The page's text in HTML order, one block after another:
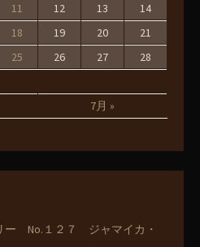
7月 »
11 12 13
14
18 19 20
21
25 26 27
28
ー No.１２７ ジャマイカ・